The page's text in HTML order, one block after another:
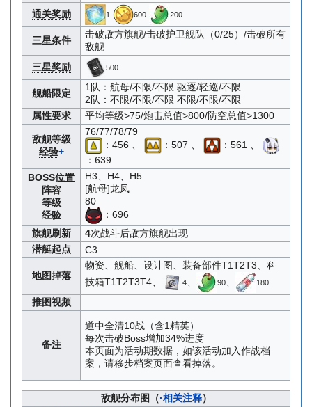
通关奖励 1 600 200
三星条件
击破敌方旗舰/击破护卫舰队（0/25）/击破所有
敌舰
三星奖励
500
舰船限定
1队：航母/不限/不限 驱逐/轻巡/不限
2队：不限/不限/不限 不限/不限/不限
属性要求
平均等级>75/炮击总值>800/防空总值>1300
敌舰等级
经验+
76/77/78/79
：456 、
：507 、
：561 、
：639
BOSS位置
阵容
等级
经验
H3、H4、H5
[航母]龙凤
80
：696
旗舰刷新
4次战斗后敌方旗舰出现
潜艇起点
C3
地图掉落
物资、舰船、设计图、装备部件T1T2T3、科
技箱T1T2T3T4、
4、 90、 180
推图视频
备注
道中全清10战（含1精英）
每次击破Boss增加34%进度
本页面为活动期数据，如该活动加入作战档
案，请移步档案页面查看掉落。
敌舰分布图（·相关注释）